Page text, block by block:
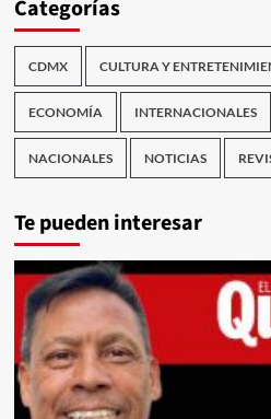
Categorías
CDMX CULTURA Y
ECONOMÍA INTERNACIONALES
NACIONALES NOTICIAS
Te pueden interesar